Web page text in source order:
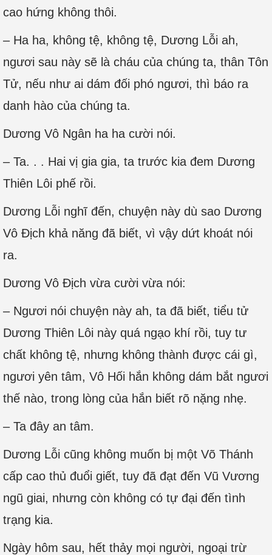
cao hứng không thôi.
– Ha ha, không tệ, không tệ, Dương Lỗi ah,
ngươi sau này sẽ là cháu của chúng ta, thân Tôn
Tử, nếu như ai dám đối phó ngươi, thì báo ra
danh hào của chúng ta.
Dương Vô Ngân ha ha cười nói.
– Ta. . . Hai vị gia gia, ta trước kia đem Dương
Thiên Lôi phế rồi.
Dương Lỗi nghĩ đến, chuyện này dù sao Dương
Vô Địch khả năng đã biết, vì vậy dứt khoát nói
ra.
Dương Vô Địch vừa cười vừa nói:
– Ngươi nói chuyện này ah, ta đã biết, tiểu tử
Dương Thiên Lôi này quá ngạo khí rồi, tuy tư
chất không tệ, nhưng không thành được cái gì,
ngươi yên tâm, Vô Hối hắn không dám bắt ngươi
thế nào, trong lòng của hắn biết rõ nặng nhẹ.
– Ta đây an tâm.
Dương Lỗi cũng không muốn bị một Võ Thánh
cấp cao thủ đuổi giết, tuy đã đạt đến Vũ Vương
ngũ giai, nhưng còn không có tự đại đến tình
trạng kia.
Ngày hôm sau, hết thảy mọi người, ngoại trừ